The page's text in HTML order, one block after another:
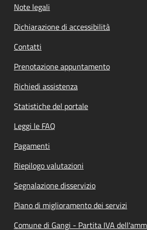
Note legali
Dichiarazione di accessibilità
Contatti
Prenotazione appuntamento
Richiedi assistenza
Statistiche del portale
Leggi le FAQ
Pagamenti
Riepilogo valutazioni
Segnalazione disservizio
Piano di miglioramento dei servizi
Comune di Gangi - Partita IVA